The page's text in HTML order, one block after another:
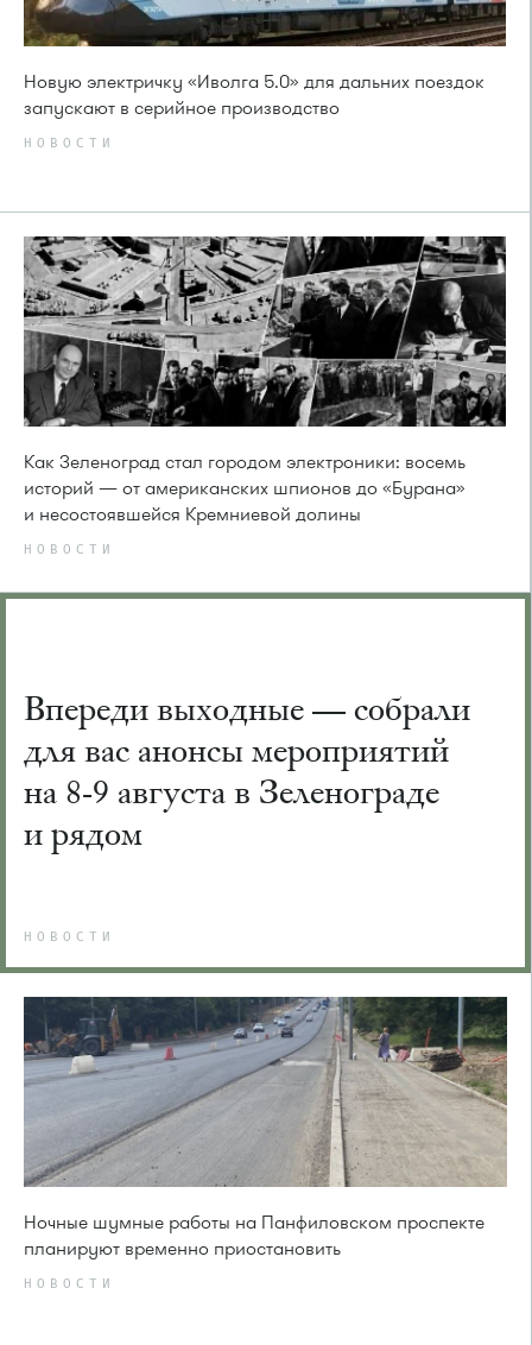
Новую электричку «Иволга 5.0» для дальних поездок
запускают в серийное производство
НОВОСТИ
Как Зеленоград стал городом электроники: восемь
историй — от американских шпионов до «Бурана»
и несостоявшейся Кремниевой долины
НОВОСТИ
Впереди выходные — собрали
для вас анонсы мероприятий
на 8-9 августа в Зеленограде
и рядом
НОВОСТИ
Ночные шумные работы на Панфиловском проспекте
планируют временно приостановить
НОВОСТИ